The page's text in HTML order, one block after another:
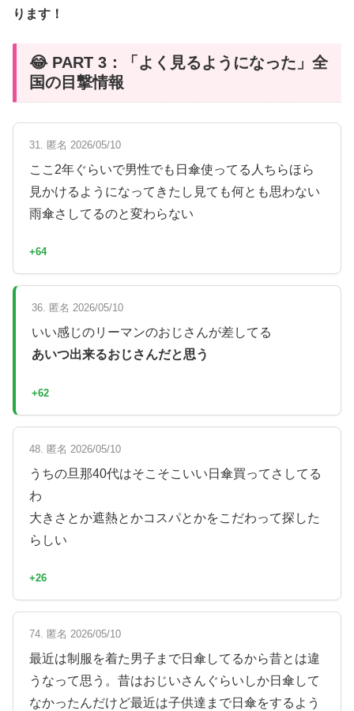
ります！
😂 PART 3：「よく見るようになった」全
国の目撃情報
31. 匿名 2026/05/10
ここ2年ぐらいで男性でも日傘使ってる人ちらほら
見かけるようになってきたし見ても何とも思わない
雨傘さしてるのと変わらない
+64
36. 匿名 2026/05/10
いい感じのリーマンのおじさんが差してる
あいつ出来るおじさんだと思う
+62
48. 匿名 2026/05/10
うちの旦那40代はそこそこいい日傘買ってさしてる
わ
大きさとか遮熱とかコスパとかをこだわって探した
らしい
+26
74. 匿名 2026/05/10
最近は制服を着た男子まで日傘してるから昔とは違
うなって思う。昔はおじいさんぐらいしか日傘して
なかったんだけど最近は子供達まで日傘をするよう